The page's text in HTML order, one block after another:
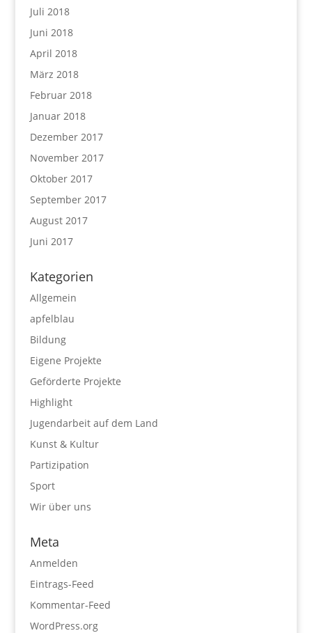
Juli 2018
Juni 2018
April 2018
März 2018
Februar 2018
Januar 2018
Dezember 2017
November 2017
Oktober 2017
September 2017
August 2017
Juni 2017
Kategorien
Allgemein
apfelblau
Bildung
Eigene Projekte
Geförderte Projekte
Highlight
Jugendarbeit auf dem Land
Kunst & Kultur
Partizipation
Sport
Wir über uns
Meta
Anmelden
Eintrags-Feed
Kommentar-Feed
WordPress.org